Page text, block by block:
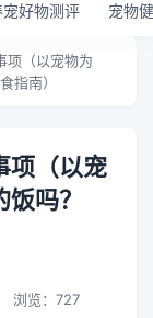
宠好物测评 宠物
项（以宠物为
指南）
项（以宠
吗？
浏览： 727